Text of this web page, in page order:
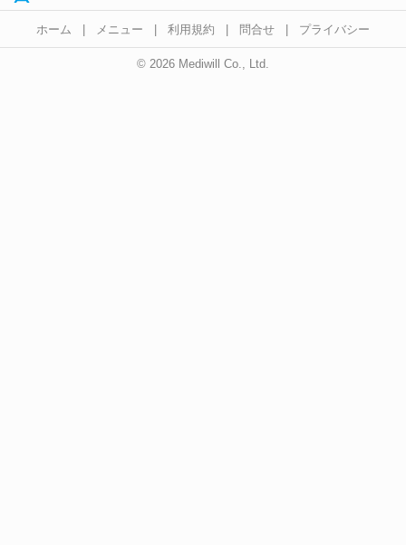
ホーム | メニュー | 利用規約 | 問合せ | プライバシー
© 2026 Mediwill Co., Ltd.